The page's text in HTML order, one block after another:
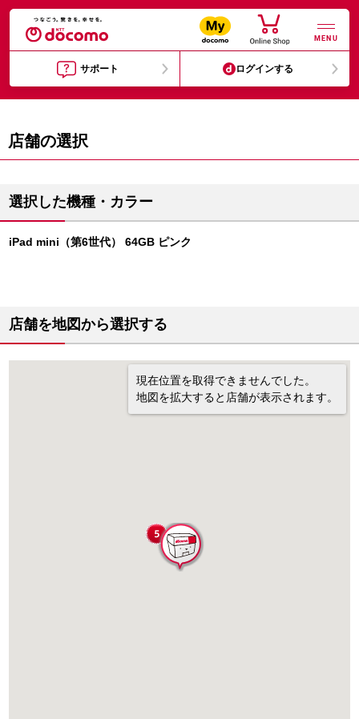
MENU
サポート ログインする
店舗の選択
選択した機種・カラー
iPad mini（第6世代） 64GB ピンク
店舗を地図から選択する
現在位置を取得できませんでした。
地図を拡大すると店舗が表示されます。